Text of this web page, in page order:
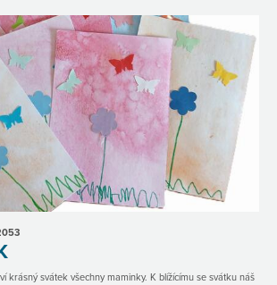
krásný svátek všechny maminky. K blížícímu se svátku náš